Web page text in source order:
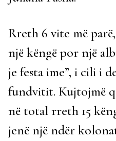
Rreth 6 vite më
një këngë por një
je festa ime”, i cili i
fundvitit. Kujtojmë
në total rreth 15
jenë një ndër